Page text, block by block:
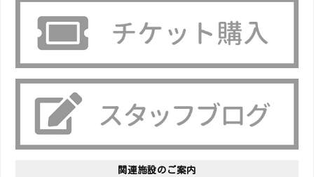
関連施設のご案内